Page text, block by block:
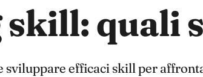
quali
efficaci skill per